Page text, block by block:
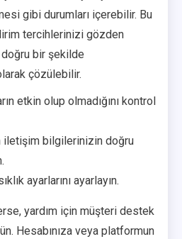
gibi durumları içerebilir. Bu
tercihlerinizi gözden
bir şekilde
çözülebilir.
etkin olup olmadığını kontrol
iletişim bilgilerinizin doğru
ayarlarını ayarlayın.
yardım için müşteri destek
Hesabınıza veya platformun